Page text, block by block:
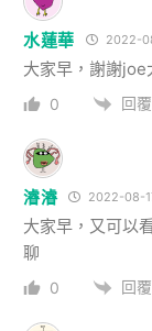
水蓮華 2022-
大家早，謝謝joe
0 回覆
濬濬 2022-08-
大家早，又可以
聊
0 回覆